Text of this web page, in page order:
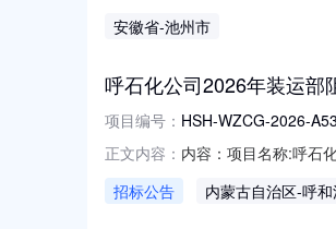
安徽省-池州市
呼石化公司2026年装运部
项目编号： HSH-WZCG-2026-
正文内容： 内容：项目名称:呼石
运部阻火器采购竞价
招标公告 内蒙古自治区-呼